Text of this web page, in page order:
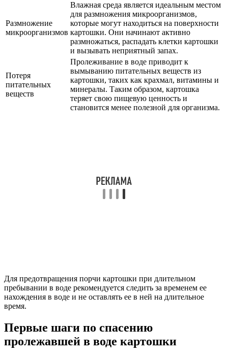
Размножение
микроорганизмов
Влажная среда является идеальным местом
для размножения микроорганизмов,
которые могут находиться на поверхности
картошки. Они начинают активно
размножаться, распадать клетки картошки
и вызывать неприятный запах.
Потеря
питательных
веществ
Пролеживание в воде приводит к
вымыванию питательных веществ из
картошки, таких как крахмал, витамины и
минералы. Таким образом, картошка
теряет свою пищевую ценность и
становится менее полезной для организма.
Для предотвращения порчи картошки при длительном
пребывании в воде рекомендуется следить за временем ее
нахождения в воде и не оставлять ее в ней на длительное
время.
Первые шаги по спасению
пролежавшей в воде картошки